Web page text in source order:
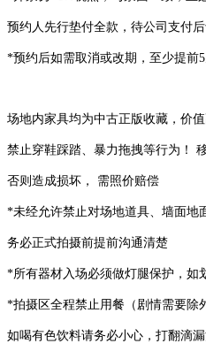
预约人先行垫付全款，待公司支付
*预约后如需取消或改期，至少提前
场地内家具均为中古正版收藏，价
禁止穿鞋踩踏、暴力拖拽等行为！
否则造成损坏， 需照价赔偿
*未经允许禁止对场地道具、墙面地
务必正式拍摄前提前沟通清楚
*所有器材入场必须做灯腿保护，如
*拍摄区全程禁止用餐（剧情需要除
如喝有色饮料请务必小心，打翻滴